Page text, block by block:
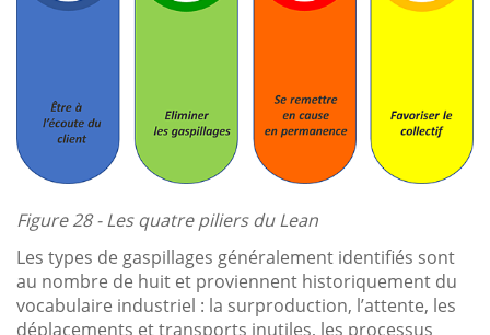
Figure 28 - Les quatre piliers du Lean
Les types de gaspillages généralement identifiés sont
au nombre de huit et proviennent historiquement du
vocabulaire industriel : la surproduction, l’attente, les
déplacements et transports inutiles, les processus